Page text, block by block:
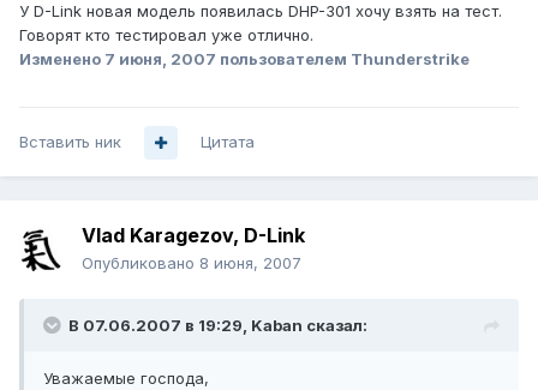
У D-Link новая модель появилась DHP-301 хочу взять на тест.
Говорят кто тестировал уже отлично.
Изменено 7 июня, 2007 пользователем Thunderstrike
Вставить ник Цитата
Vlad Karagezov, D-Link
Опубликовано 8 июня, 2007
В 07.06.2007 в 19:29, Kaban сказал:
Уважаемые господа,